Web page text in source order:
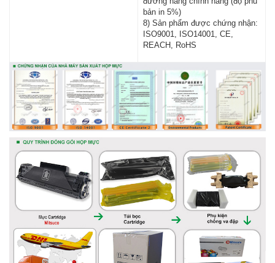
bản in 5%)
8) Sản phẩm được chứng nhận:
ISO9001, ISO14001, CE,
REACH, RoHS